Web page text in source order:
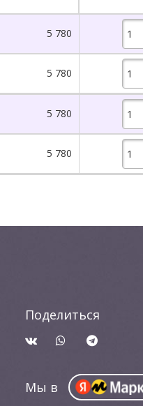
5 780
5 780
5 780
5 780
Поделиться
Мы в